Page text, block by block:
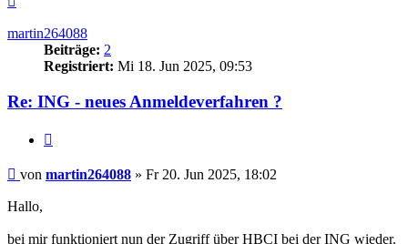
martin264088
Beiträge: 2
Registriert: Mi 18. Jun 2025, 09:53
Re: ING - neues Anmeldeverfahren ?
Beitrag
von martin264088 » Fr 20. Jun 2025, 18:02
Hallo,
bei mir funktioniert nun der Zugriff über HBCI bei der ING wieder.